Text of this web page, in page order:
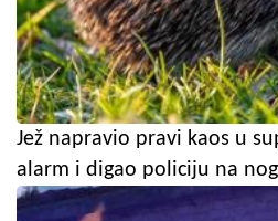
Jež napravio pravi kaos u
alarm i digao policiju na